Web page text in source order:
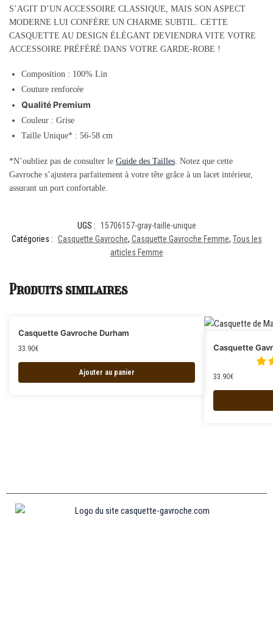
S’AGIT D’UN ACCESSOIRE CLASSIQUE, MAIS SON ASPECT
MODERNE LUI CONFÈRE UN CHARME SUBTIL. CETTE
CASQUETTE AU DESIGN ÉLÉGANT DEVIENDRA VITE VOTRE
ACCESSOIRE PRÉFÉRÉ DANS VOTRE GARDE-ROBE !
Composition : 100% Lin
Couture renforcée
Qualité Premium
Couleur : Grise
Taille Unique* : 56-58 cm
*N’oubliez pas de consulter le Guide des Tailles . Notez que cette
Gavroche s’ajustera parfaitement à votre tête grâce à un lacet intérieur,
assurant un port confortable.
UGS :
15706157-gray-taille-unique
Catégories : Casquette Gavroche, Casquette Gavroche Femme, Tous les
articles Femme
Produits similaires
Casquette Gavroche Durham
33.90€
Ajouter au panier
Casquette
33.90€